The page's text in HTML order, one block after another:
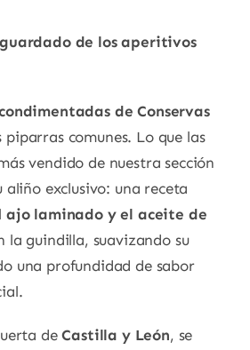
de los aperitivos
de Conservas
piparras comunes. Lo que las
vendido de nuestra sección
aliño exclusivo: una receta
ajo laminado y el aceite de
la guindilla, suavizando su
una profundidad de sabor
deCastilla y León, se